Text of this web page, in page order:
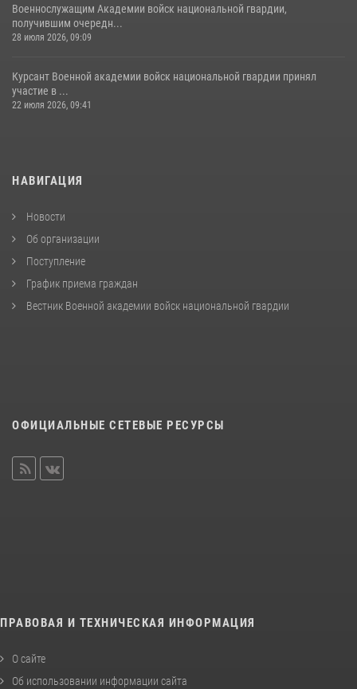
Военнослужащим Академии войск национальной гвардии,
получившим очередн...
28 июля 2026, 09:09
Курсант Военной академии войск национальной гвардии принял
участие в ...
22 июля 2026, 09:41
НАВИГАЦИЯ
Новости
Об организации
Поступление
График приема граждан
Вестник Военной академии войск национальной гвардии
ОФИЦИАЛЬНЫЕ СЕТЕВЫЕ РЕСУРСЫ
ПРАВОВАЯ И ТЕХНИЧЕСКАЯ ИНФОРМАЦИЯ
О сайте
Об использовании информации сайта